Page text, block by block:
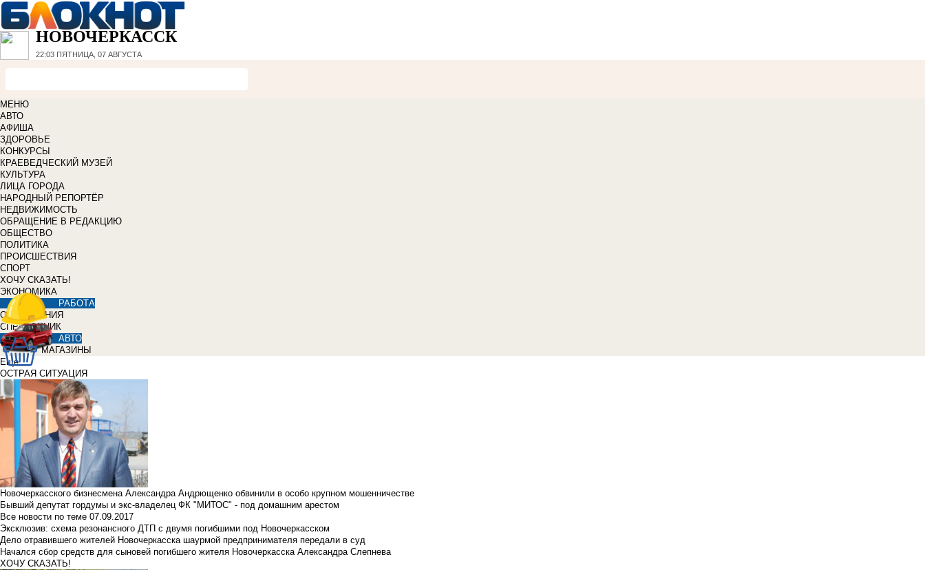
НОВОЧЕРКАССК
22:03 ПЯТНИЦА, 07 АВГУСТА
МЕНЮ
АВТО
АФИША
ЗДОРОВЬЕ
КОНКУРСЫ
КРАЕВЕДЧЕСКИЙ МУЗЕЙ
КУЛЬТУРА
ЛИЦА ГОРОДА
НАРОДНЫЙ РЕПОРТЁР
НЕДВИЖИМОСТЬ
ОБРАЩЕНИЕ В РЕДАКЦИЮ
ОБЩЕСТВО
ПОЛИТИКА
ПРОИСШЕСТВИЯ
СПОРТ
ХОЧУ СКАЗАТЬ!
ЭКОНОМИКА
РАБОТА
ОБЪЯВЛЕНИЯ
СПРАВОЧНИК
АВТО
МАГАЗИНЫ
Еще
ОСТРАЯ СИТУАЦИЯ
Новочеркасского бизнесмена Александра Андрющенко обвинили в особо крупном мошенничестве
Бывший депутат гордумы и экс-владелец ФК "МИТОС" - под домашним арестом
Все новости по теме 07.09.2017
Эксклюзив: схема резонансного ДТП с двумя погибшими под Новочеркасском
Дело отравившего жителей Новочеркасска шаурмой предпринимателя передали в суд
Начался сбор средств для сыновей погибшего жителя Новочеркасска Александра Слепнева
ХОЧУ СКАЗАТЬ!